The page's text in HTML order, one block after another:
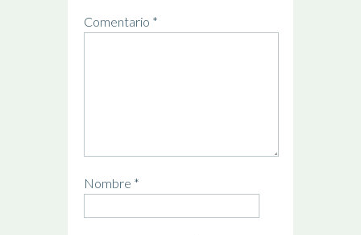
Comentario *
Nombre *